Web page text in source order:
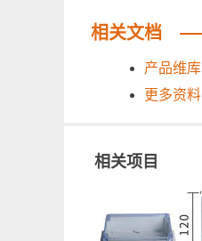
相关文档
产品维库
更多资料
相关项目